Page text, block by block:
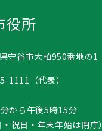
役所
谷市大柏950番地の1
1111（代表）
から午後5時15分
・祝日・年末年始は閉庁）